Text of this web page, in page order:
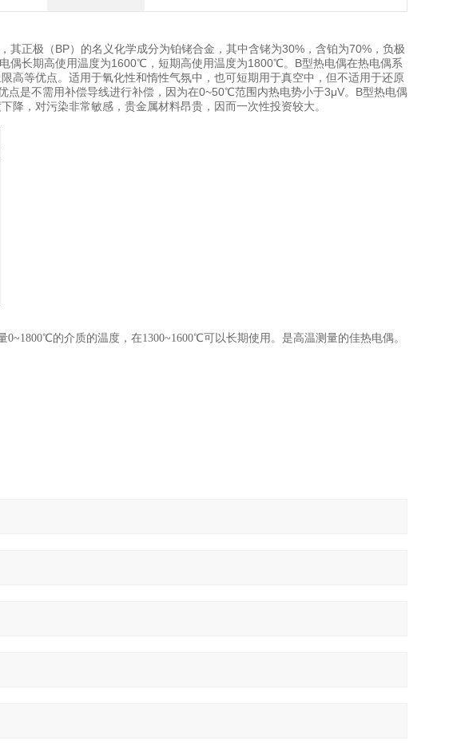
正极（BP）的名义化学成分为铂铑合金，其中含铑为30%，含铂为70%，负极
偶长期高使用温度为1600℃，短期高使用温度为1800℃。B型热电偶在热电偶系
高等优点。适用于氧化性和惰性气氛中，也可短期用于真空中，但不适用于还原
点是不需用补偿导线进行补偿，因为在0~50℃范围内热电势小于3μV。B型热电偶
降，对污染非常敏感，贵金属材料昂贵，因而一次性投资较大。
的介质的温度，在1300~1600℃可以长期使用。是高温测量的佳热电偶。